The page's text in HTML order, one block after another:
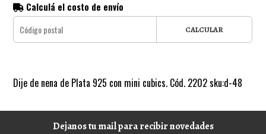
Calculá el costo de envío
CALCULAR
Dije de nena de Plata 925 con mini cubics. Cód. 2202 sku:d-48
Dejanos tu mail para recibir novedades